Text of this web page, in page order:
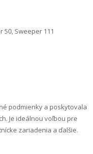
50, Sweeper 111
podmienky a poskytovala
Je ideálnou voľbou pre
zariadenia a ďalšie.